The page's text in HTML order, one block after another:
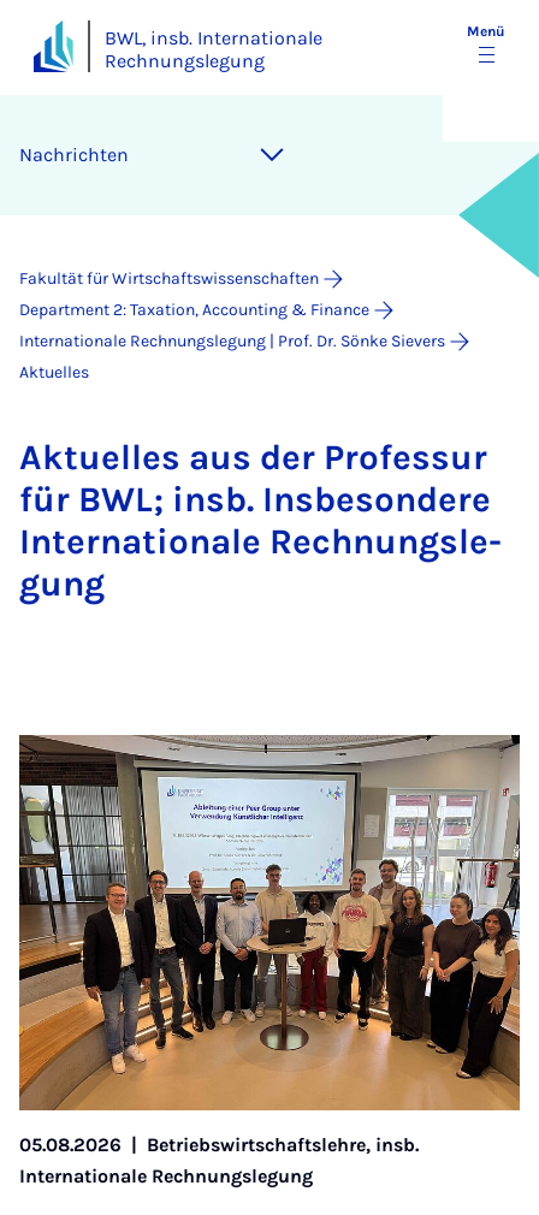
BWL, insb. Internationale
Rechnungslegung
Menü
Nachrichten
Fakultät für Wirtschaftswissenschaften
Department 2: Taxation, Accounting & Finance
In­ter­na­ti­o­na­le Rech­nungs­le­gung | Prof. Dr. Sönke Sievers
Aktuelles
Ak­tu­el­les aus der Pro­fes­sur
für BWL; insb. Ins­be­son­de­re
In­ter­na­ti­o­na­le Rech­nungs­le­
gung
05.08.2026 | Betriebswirtschaftslehre, insb.
Internationale Rechnungslegung